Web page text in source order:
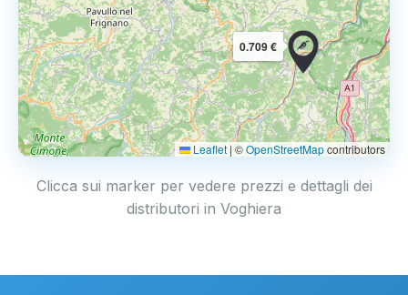
0.709 €
Leaflet | ©OpenStreetMapcontributors
Clicca sui marker per vedere prezzi e dettagli dei
distributori in Voghiera